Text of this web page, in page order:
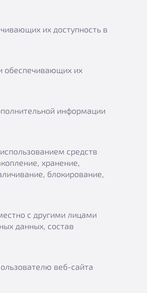
их доступность в
обеспечивающих их
информации
средств
хранение,
блокирование,
с другими лицами
данных, состав
веб-сайта